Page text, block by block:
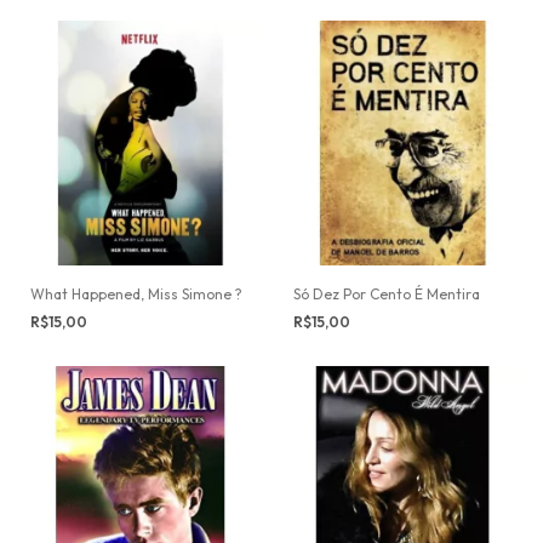
What Happened, Miss Simone ?
R$15,00
Só Dez Por Cento É Mentira
R$15,00